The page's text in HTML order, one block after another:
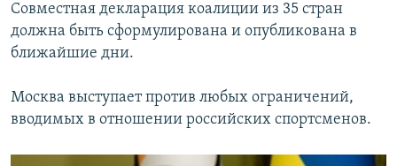
Совместная декларация коалиции из 35 стран
должна быть сформулирована и опубликована в
ближайшие дни.
Москва выступает против любых ограничений,
вводимых в отношении российских спортсменов.